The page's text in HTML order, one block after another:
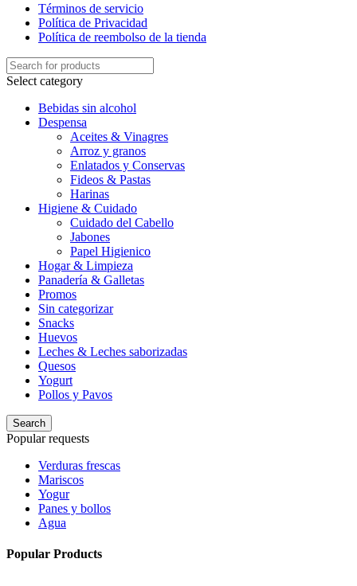
Términos de servicio
Política de Privacidad
Política de reembolso de la tienda
Select category
Bebidas sin alcohol
Despensa
Aceites & Vinagres
Arroz y granos
Enlatados y Conservas
Fideos & Pastas
Harinas
Higiene & Cuidado
Cuidado del Cabello
Jabones
Papel Higienico
Hogar & Limpieza
Panadería & Galletas
Promos
Sin categorizar
Snacks
Huevos
Leches & Leches saborizadas
Quesos
Yogurt
Pollos y Pavos
Search
Popular requests
Verduras frescas
Mariscos
Yogur
Panes y bollos
Agua
Popular Products